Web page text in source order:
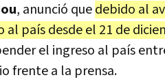
, anunció quedebido al
país desde el 21 de
el ingreso al país
frente a la prensa.